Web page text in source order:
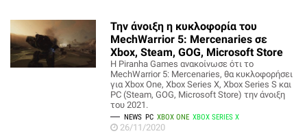
Την άνοιξη η κυκλοφορία του
MechWarrior 5: Mercenaries σε
Xbox, Steam, GOG, Microsoft Store
Η Piranha Games ανακοίνωσε ότι το
MechWarrior 5: Mercenaries, θα κυκλοφορήσει
για Xbox One, Xbox Series X, Xbox Series S και
PC (Steam, GOG, Microsoft Store) την άνοιξη
του 2021.
NEWS PC XBOX ONE XBOX SERIES X
26/11/2020